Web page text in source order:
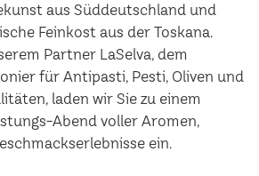
aus Süddeutschland und
Feinkost aus der Toskana.
Partner LaSelva, dem
für Antipasti, Pesti, Oliven und
laden wir Sie zu einem
Abend voller Aromen,
ein.